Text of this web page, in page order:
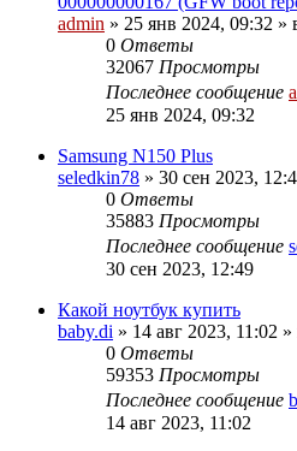
admin » 25 янв 2024, 09:32 »
0 Ответы
32067 Просмотры
Последнее сообщение
25 янв 2024, 09:32
Samsung N150 Plus
seledkin78 » 30 сен 2023,
0 Ответы
35883 Просмотры
Последнее сообщение
30 сен 2023, 12:49
Какой ноутбук купить
baby.di » 14 авг 2023, 11:02 »
0 Ответы
59353 Просмотры
Последнее сообщение
14 авг 2023, 11:02